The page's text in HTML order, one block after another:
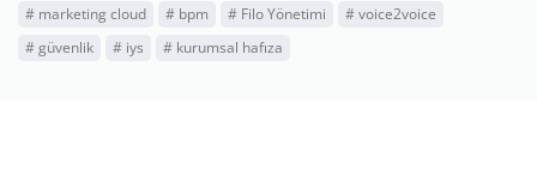
# marketing cloud # bpm # Filo Yönetimi #voice2voice
#güvenlik # iys # kurumsal hafıza